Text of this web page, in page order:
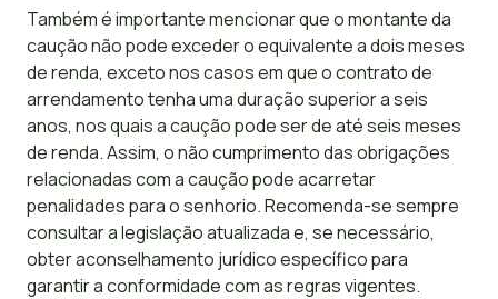
Também é importante mencionar que o montante da
caução não pode exceder o equivalente a dois meses
de renda, exceto nos casos em que o contrato de
arrendamento tenha uma duração superior a seis
anos, nos quais a caução pode ser de até seis meses
de renda. Assim, o não cumprimento das obrigações
relacionadas com a caução pode acarretar
penalidades para o senhorio. Recomenda-se sempre
consultar a legislação atualizada e, se necessário,
obter aconselhamento jurídico específico para
garantir a conformidade com as regras vigentes.